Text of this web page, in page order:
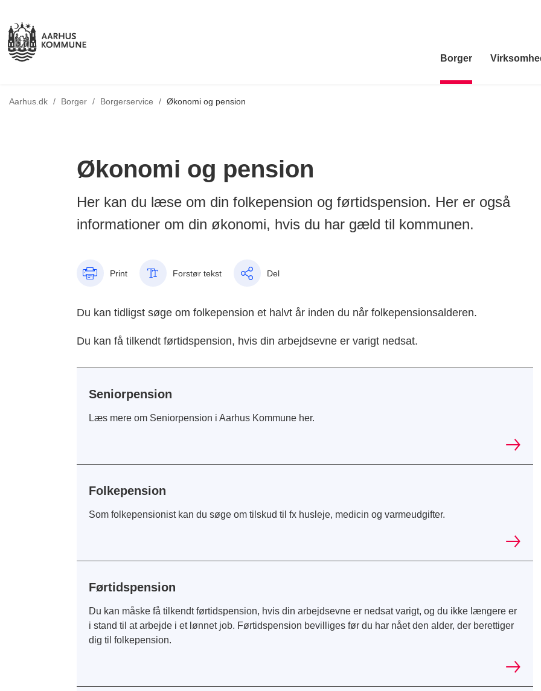
Borger
Aarhus.dk / Borger / Tilbage til
Borgerservice / Økonomi og pension
Økonomi og pension
Her kan du læse om din folkepension og førtidspension. Her er også
informationer om din økonomi, hvis du har gæld til kommunen.
Print Forstør tekst Del
Du kan tidligst søge om folkepension et halvt år inden du når folkepensionsalderen.
Du kan få tilkendt førtidspension, hvis din arbejdsevne er varigt nedsat.
Seniorpension
Læs mere om Seniorpension i Aarhus Kommune her.
Folkepension
Som folkepensionist kan du søge om tilskud til fx husleje, medicin og varmeudgifter.
Førtidspension
Du kan måske få tilkendt førtidspension, hvis din arbejdsevne er nedsat varigt, og du ikke længere er
i stand til at arbejde i et lønnet job. Førtidspension bevilliges før du har nået den alder, der berettiger
dig til folkepension.